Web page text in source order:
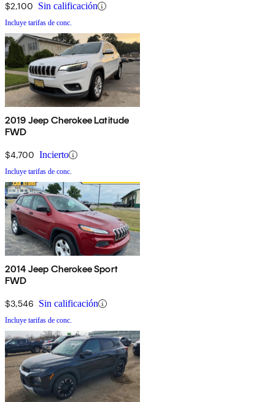
$2,100 Sin calificación
Incluye tarifas de conc.
2019 Jeep Cherokee Latitude
FWD
$4,700 Incierto
Incluye tarifas de conc.
2014 Jeep Cherokee Sport
FWD
$3,546 Sin calificación
Incluye tarifas de conc.